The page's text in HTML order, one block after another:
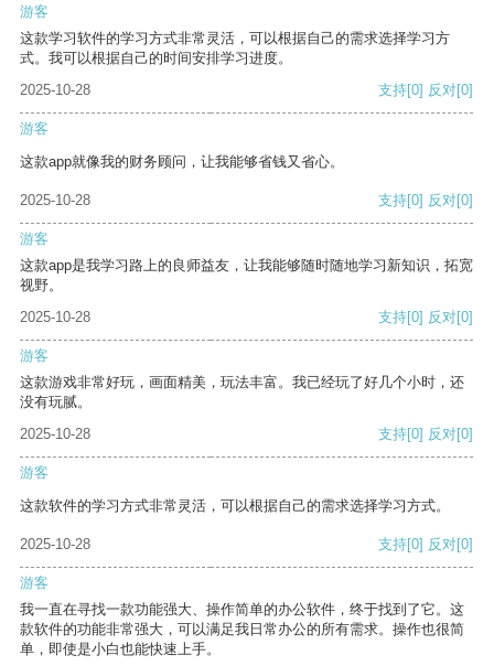
游客
这款学习软件的学习方式非常灵活，可以根据自己的需求选择学习方
式。我可以根据自己的时间安排学习进度。
2025-10-28
支持[0] 反对[0]
游客
这款app就像我的财务顾问，让我能够省钱又省心。
2025-10-28 支持[0] 反对[0]
游客
这款app是我学习路上的良师益友，让我能够随时随地学习新知识，拓宽
视野。
2025-10-28
支持[0] 反对[0]
游客
这款游戏非常好玩，画面精美，玩法丰富。我已经玩了好几个小时，还
没有玩腻。
2025-10-28
支持[0] 反对[0]
游客
这款软件的学习方式非常灵活，可以根据自己的需求选择学习方式。
2025-10-28 支持[0] 反对[0]
游客
我一直在寻找一款功能强大、操作简单的办公软件，终于找到了它。这
款软件的功能非常强大，可以满足我日常办公的所有需求。操作也很简
单，即使是小白也能快速上手。